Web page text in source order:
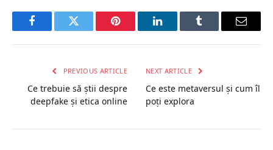
FacebookTwitter Pinterest LinkedInTumblr Email
PREVIOUS ARTICLE
Ce trebuie să știi despre
deepfake și etica online
NEXT ARTICLE
Ce este metaversul și cum îl
poți explora